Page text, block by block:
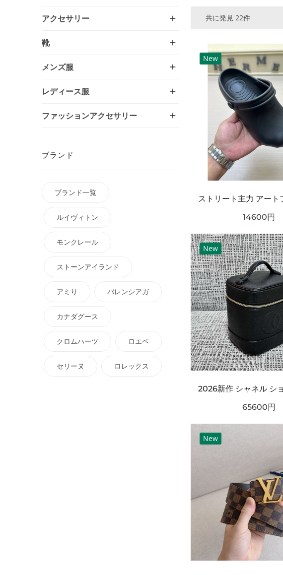
共に発見 22件
New
14600円
New
65600円
New
アクセサリー
靴
メンズ服
レディース服
ファッションアクセサリー
ブランド
ブランド一覧
ルイヴィトン
モンクレール
ストーンアイランド
アミり バレンシアガ
カナダグース
クロムハーツ ロエベ
セリーヌ ロレックス